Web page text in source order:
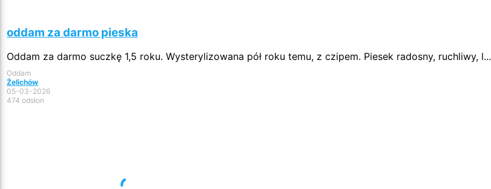
oddam za darmo pieska
Oddam za darmo suczkę 1,5 roku. Wysterylizowana pół roku temu, z czipem. Piesek radosny, ruchliwy, l...
Oddam
Żelichów
05-03-2026
474 odsłon